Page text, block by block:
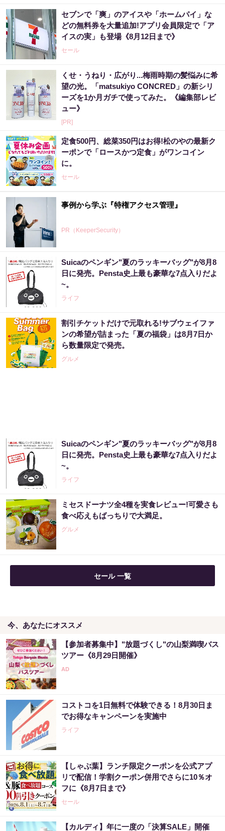
セブンで「爽」のアイスや「ホームパイ」な
どの無料券を大量追加!アプリ会員限定で「ア
イスの実」も登場《8月12日まで》
セール
くせ・うねり・広がり...梅雨時期の髪悩みに希
望の光。「matsukiyo CONCRED」の新シリ
ーズを1か月ガチで使ってみた。《編集部レビ
ュー》
[PR]
定食500円、総菜350円はお得!松のやの最新ク
ーポンで「ロースかつ定食」がワンコイン
に。
セール
事例から学ぶ『特権アクセス管理』
PR（KeeperSecurity）
楽天週間ランキング1位！シリーズ累計3億包
のスッキリ茶。380円でお試し
アマゾン1位「このお茶ガチです」噂のお茶
PR（ハーブ健康本舗）
宝くじ当たる人だけが気づいている違い
PR（合同会社デジタルファーム ）
売り場じゃ教えてくれない！当たる人だけが
やってる宝くじの習慣
PR（合同会社デジタルファーム ）
Suicaのペンギン"夏のラッキーバッグ"が8月8
日に発売。Pensta史上最も豪華な7点入りだよ
~。
ライフ
割引チケットだけで元取れる!サブウェイファ
ンの希望が詰まった「夏の福袋」は8月7日か
ら数量限定で発売。
グルメ
Suicaのペンギン"夏のラッキーバッグ"が8月8
日に発売。Pensta史上最も豪華な7点入りだよ
~。
ライフ
ミセスドーナツ全4種を実食レビュー!可愛さも
食べ応えもばっちりで大満足。
グルメ
セール 一覧
今、あなたにオススメ
【参加者募集中】"放題づくし"の山梨満喫バス
ツアー《8月29日開催》
コストコを1日無料で体験できる！8月30日ま
でお得なキャンペーンを実施中
ライフ
【しゃぶ葉】ランチ限定クーポンを公式アプ
リで配信！学割クーポン併用でさらに10％オ
フに《8月7日まで》
セール
【カルディ】年に一度の「決算SALE」開催